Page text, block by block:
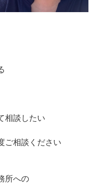
相談したい
ご相談ください
所への